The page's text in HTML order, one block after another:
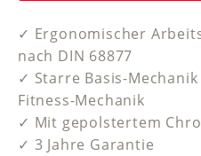
✓ Ergonomischer
nach DIN 68877
✓ Starre Basis-
Fitness-Mechanik
✓ Mit gepolstertem
✓ 3 Jahre Garantie